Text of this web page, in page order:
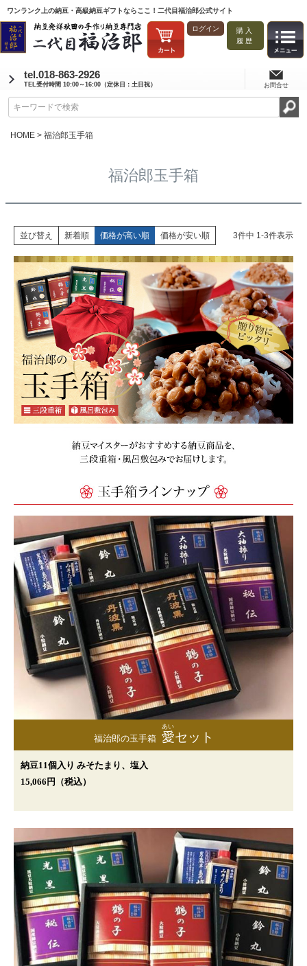
ワンランク上の納豆・高級納豆ギフトならここ！二代目福治郎公式サイト
ログイン
購入
履歴
tel.018-863-2926
TEL受付時間 10:00～16:00（定休日：土日祝） お問合せ
HOME 福治郎玉手箱
福治郎玉手箱
並び替え 新着順 価格が高い順 価格が安い順 3件中 1-3件表示
福治郎の玉手箱 愛
あい
セット
納豆11個入り みそたまり、塩入
15,066円（税込）